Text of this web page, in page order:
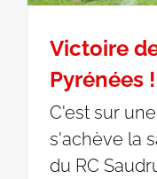
Victoire
Pyrénées !
C'est sur
s'achève la
du RC